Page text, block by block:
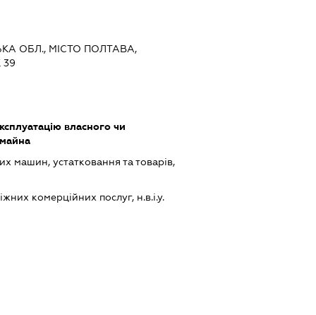
ОБЛ., МІСТО ПОЛТАВА,
власного чи
машин, устатковання та товарів,
комерційних послуг, н.в.і.у.